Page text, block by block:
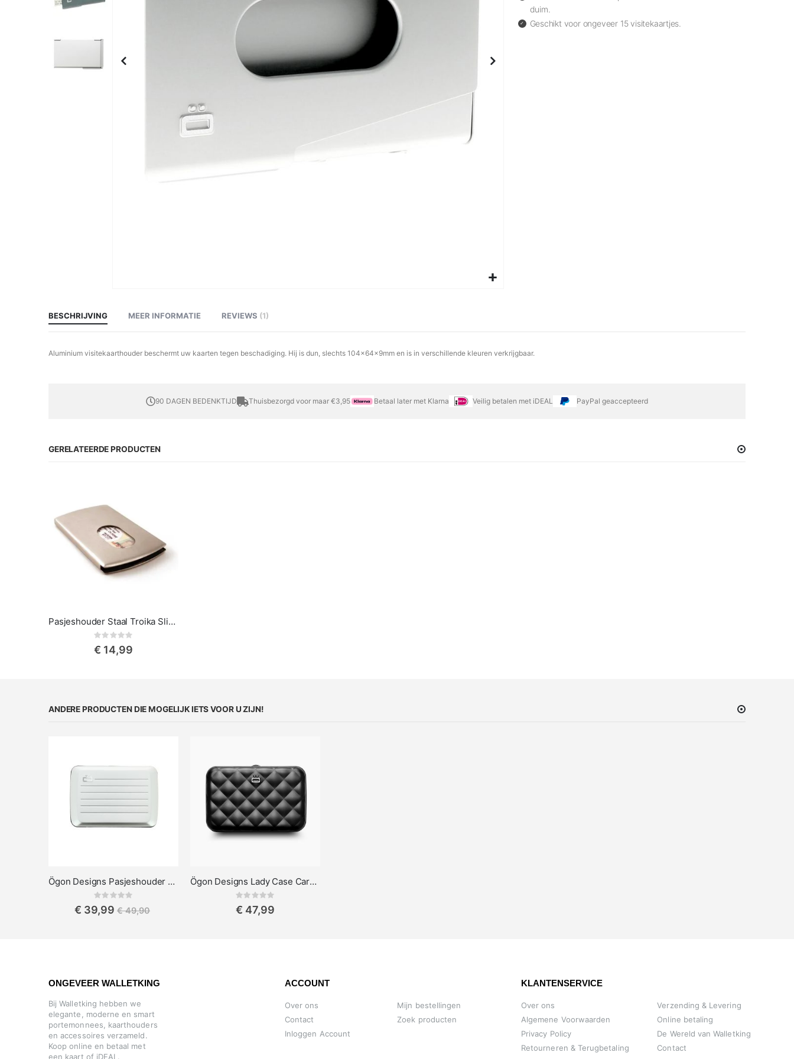
begin
van
de
afbeeldingen-
duim.
Geschikt voor ongeveer 15 visitekaartjes.
BESCHRIJVING
Aluminium visitekaarthouder beschermt uw kaarten tegen beschadiging. Hij is dun, slechts 104x64x9mm en is in verschillende kleuren verkrijgbaar.
MEER INFORMATIE REVIEWS 1
90 DAGEN BEDENKTIJD Thuisbezorgd voor maar €3,95 Betaal later met Klarna Veilig betalen met iDEAL PayPal geaccepteerd
GERELATEERDE PRODUCTEN
Pasjeshouder Staal Troika Slide
Rating:
€ 14,99
ANDERE PRODUCTEN DIE MOGELIJK IETS VOOR U ZIJN!
Ögon Designs Pasjeshouder Card Case
Rating:
€ 39,99 € 49,90
Ögon Designs Lady Case Card holder
Rating:
€ 47,99
ONGEVEER WALLETKING
Bij Walletking hebben we
elegante, moderne en smart
portemonnees, kaarthouders
en accessoires verzameld.
Koop online en betaal met
een kaart of iDEAL.
ACCOUNT
Over ons
Contact
Inloggen Account
Mijn bestellingen
Zoek producten
KLANTENSERVICE
Over ons
Algemene Voorwaarden
Privacy Policy
Retourneren & Terugbetaling
Verzending & Levering
Online betaling
De Wereld van Walletking
Contact